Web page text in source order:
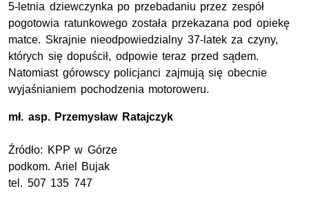
5-letnia dziewczynka po przebadaniu przez zespół
pogotowia ratunkowego została przekazana pod opiekę
matce. Skrajnie nieodpowiedzialny 37-latek za czyny,
których się dopuścił, odpowie teraz przed sądem.
Natomiast górowscy policjanci zajmują się obecnie
wyjaśnianiem pochodzenia motoroweru.
mł. asp.Przemysław Ratajczyk
Źródło: KPP w Górze
podkom. Ariel Bujak
tel. 507 135 747